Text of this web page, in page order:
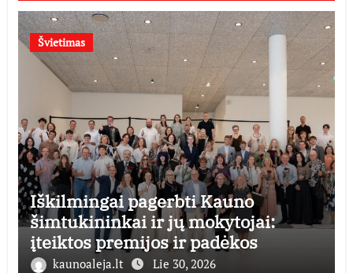
Švietimas
Iškilmingai pagerbti Kauno
šimtukininkai ir jų mokytojai:
įteiktos premijos ir padėkos
kaunoaleja.lt Lie 30, 2026